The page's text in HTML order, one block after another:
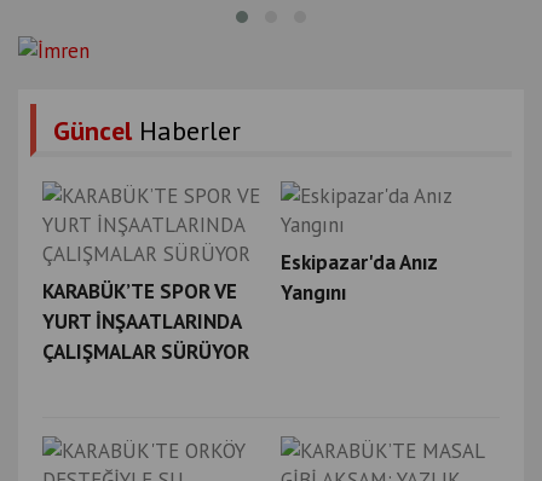
Güncel Haberler
KARABÜK’TE SPOR VE
YURT İNŞAATLARINDA
ÇALIŞMALAR SÜRÜYOR
Eskipazar'da Anız
Yangını